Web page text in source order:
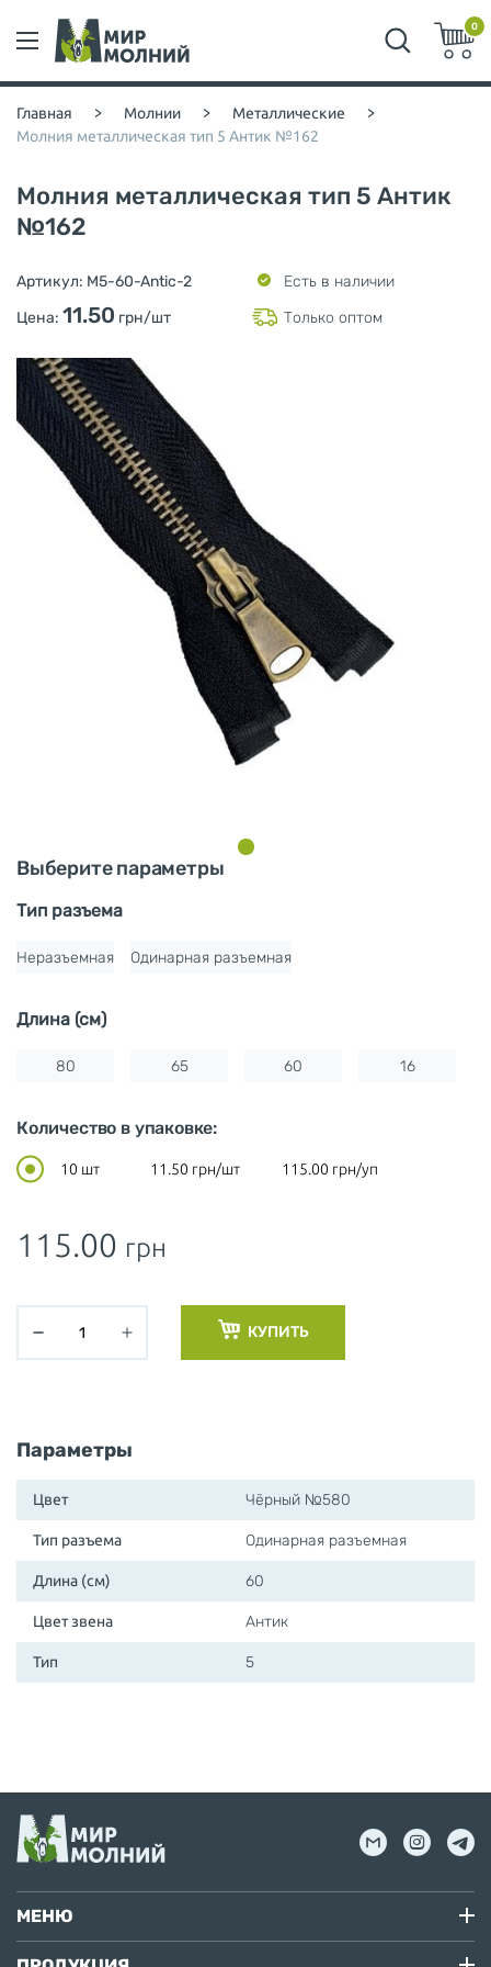
0
Главная > Молнии > Металлические >
Молния металлическая тип 5 Антик №162
Молния металлическая тип 5 Антик
№162
Артикул: M5-60-Antic-2
Есть в наличии
Цена: 11.50 грн/шт Только оптом
Выберите параметры
Тип разъема
Неразъемная Одинарная разъемная
Длина (см)
80 65 60 16
Количество в упаковке:
10 шт 11.50 грн/шт 115.00 грн/уп
115.00 грн
КУПИТЬ
Параметры
Цвет Чёрный №580
Тип разъема Одинарная разъемная
Длина (см) 60
Цвет звена Антик
Тип 5
МЕНЮ